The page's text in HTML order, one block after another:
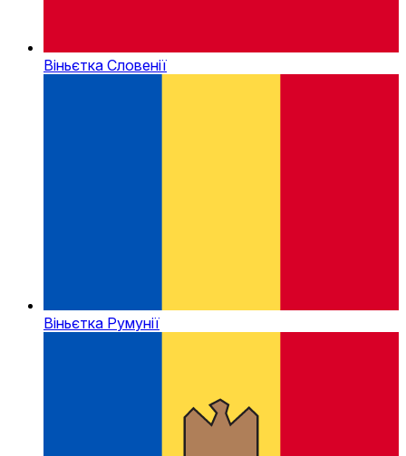
Віньєтка Словенії
Віньєтка Румунії